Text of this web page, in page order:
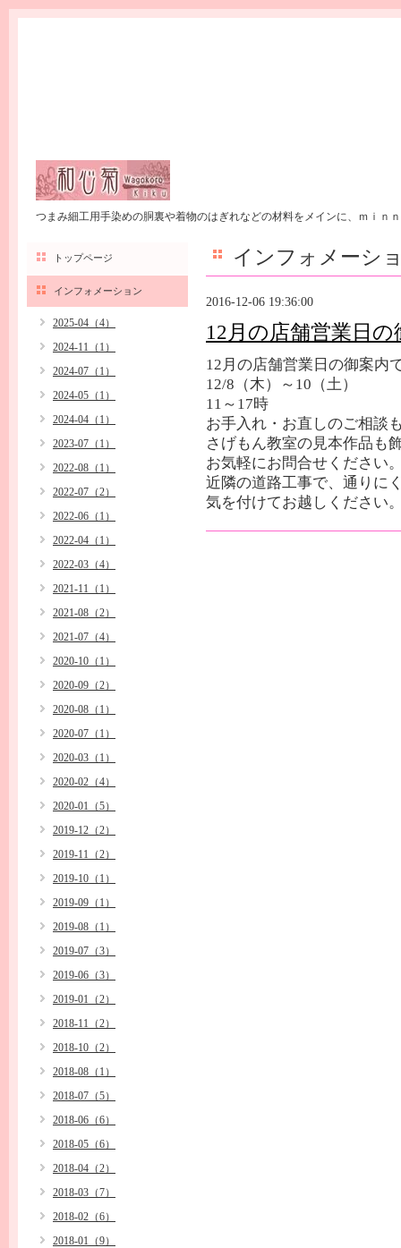
つまみ細工用手染めの胴裏や着物のはぎれなどの材料をメインに、ｍｉｎ
インフォメーシ
2016-12-06 19:36:00
12月の店舗営業日の
12月の店舗営業日の御案内
12/8（木）～10（土）
11～17時
お手入れ・お直しのご相談
さげもん教室の見本作品も
お気軽にお問合せください
近隣の道路工事で、通りに
気を付けてお越しください
トップページ
インフォメーション
2025-04（4）
2024-11（1）
2024-07（1）
2024-05（1）
2024-04（1）
2023-07（1）
2022-08（1）
2022-07（2）
2022-06（1）
2022-04（1）
2022-03（4）
2021-11（1）
2021-08（2）
2021-07（4）
2020-10（1）
2020-09（2）
2020-08（1）
2020-07（1）
2020-03（1）
2020-02（4）
2020-01（5）
2019-12（2）
2019-11（2）
2019-10（1）
2019-09（1）
2019-08（1）
2019-07（3）
2019-06（3）
2019-01（2）
2018-11（2）
2018-10（2）
2018-08（1）
2018-07（5）
2018-06（6）
2018-05（6）
2018-04（2）
2018-03（7）
2018-02（6）
2018-01（9）